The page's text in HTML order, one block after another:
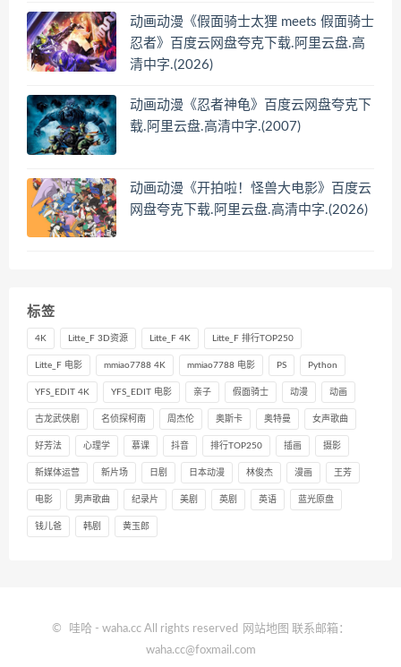
动画动漫《假面骑士太狸 meets 假面骑士
忍者》百度云网盘夸克下载.阿里云盘.高
清中字.(2026)
动画动漫《忍者神龟》百度云网盘夸克下
载.阿里云盘.高清中字.(2007)
动画动漫《开拍啦！怪兽大电影》百度云
网盘夸克下载.阿里云盘.高清中字.(2026)
标签
4K Litte_F 3D资源 Litte_F 4K Litte_F 排行TOP250
Litte_F 电影 mmiao7788 4K mmiao7788 电影 PS Python
YFS_EDIT 4K YFS_EDIT 电影 亲子 假面骑士 动漫 动画
古龙武侠剧 名侦探柯南 周杰伦 奥斯卡 奥特曼 女声歌曲
好芳法 心理学 慕课 抖音 排行TOP250 插画 摄影
新媒体运营 新片场 日剧 日本动漫 林俊杰 漫画 王芳
电影 男声歌曲 纪录片 美剧 英剧 英语 蓝光原盘
钱儿爸 韩剧 黄玉郎
© 哇哈 - waha.cc All rights reserved 网站地图 联系邮箱：
waha.cc@foxmail.com